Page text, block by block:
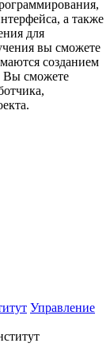
а также
для
вы сможете
созданием
Вы сможете
Управление